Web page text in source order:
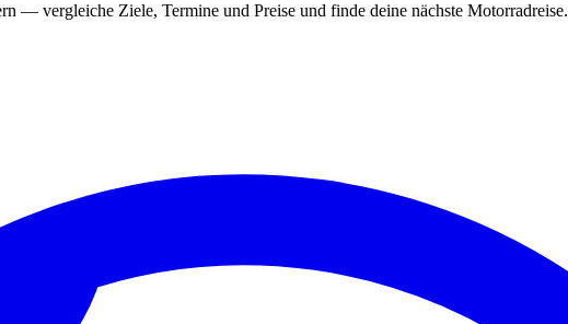
— vergleiche Ziele, Termine und Preise und finde deine nächste Motorradreise.